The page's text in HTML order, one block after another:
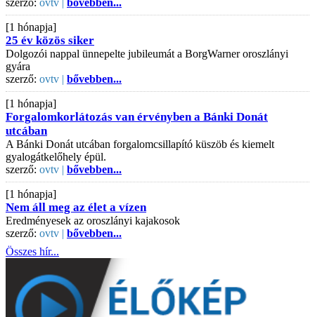
[1 hónapja]
25 év közös siker
Dolgozói nappal ünnepelte jubileumát a BorgWarner oroszlányi
gyára
szerző: ovtv | bővebben...
[1 hónapja]
Forgalomkorlátozás van érvényben a Bánki Donát
utcában
A Bánki Donát utcában forgalomcsillapító küszöb és kiemelt
gyalogátkelőhely épül.
szerző: ovtv | bővebben...
[1 hónapja]
Nem áll meg az élet a vízen
Eredményesek az oroszlányi kajakosok
szerző: ovtv | bővebben...
Összes hír...